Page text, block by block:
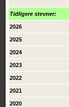
Tidligere stevner:
2026
2025
2024
2023
2022
2021
2020